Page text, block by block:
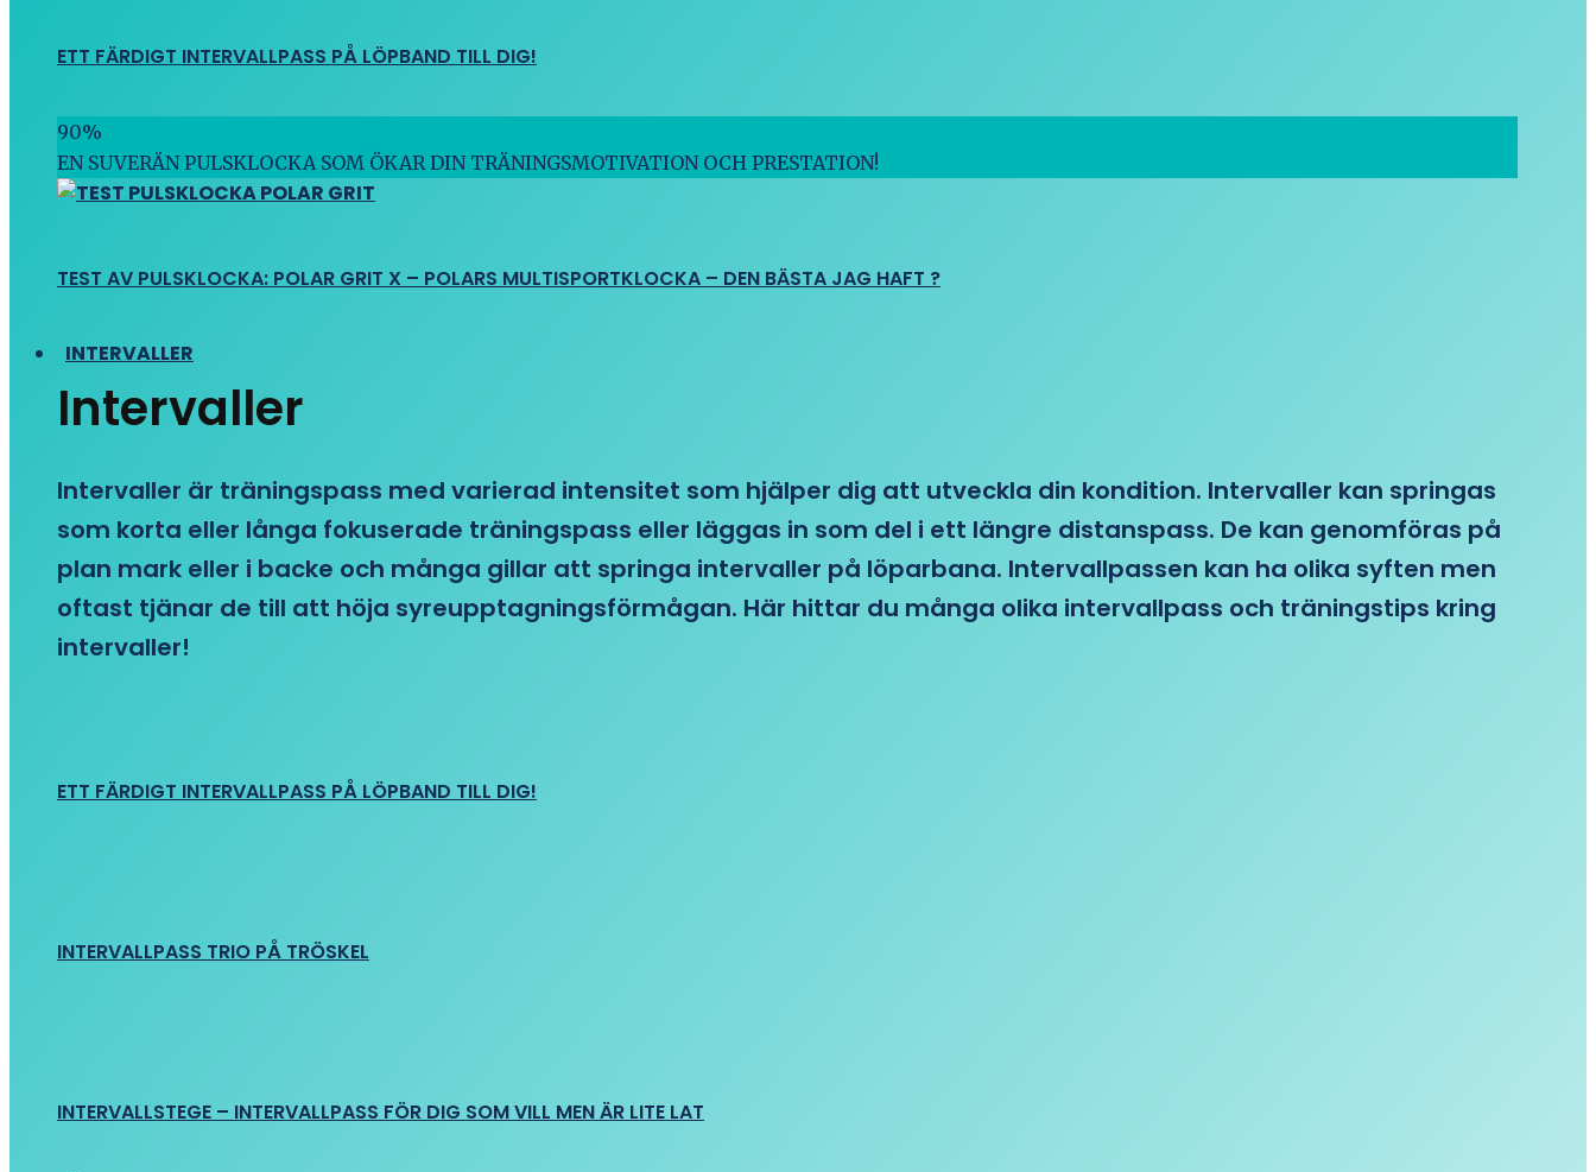
ETT FÄRDIGT INTERVALLPASS PÅ LÖPBAND TILL DIG!
90%
EN SUVERÄN PULSKLOCKA SOM ÖKAR DIN TRÄNINGSMOTIVATION OCH PRESTATION!
TEST AV PULSKLOCKA: POLAR GRIT X – POLARS MULTISPORTKLOCKA – DEN BÄSTA JAG HAFT ?
INTERVALLER
Intervaller
Intervaller är träningspass med varierad intensitet som hjälper dig att utveckla din kondition. Intervaller kan springas
som korta eller långa fokuserade träningspass eller läggas in som del i ett längre distanspass. De kan genomföras på
plan mark eller i backe och många gillar att springa intervaller på löparbana. Intervallpassen kan ha olika syften men
oftast tjänar de till att höja syreupptagningsförmågan. Här hittar du många olika intervallpass och träningstips kring
intervaller!
ETT FÄRDIGT INTERVALLPASS PÅ LÖPBAND TILL DIG!
INTERVALLPASS TRIO PÅ TRÖSKEL
INTERVALLSTEGE – INTERVALLPASS FÖR DIG SOM VILL MEN ÄR LITE LAT